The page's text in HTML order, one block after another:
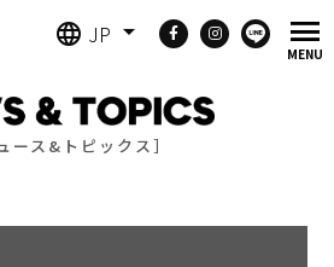
JP
ース&トピックス］